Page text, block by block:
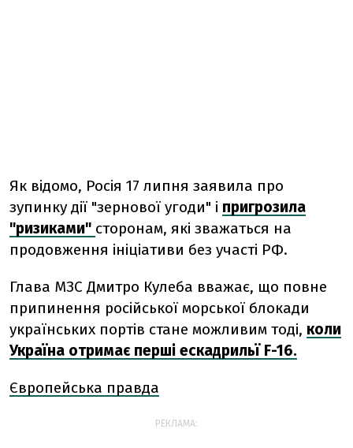
Як відомо, Росія 17 липня заявила про
зупинку дії "зернової угоди" і пригрозила
"ризиками" сторонам, які зважаться на
продовження ініціативи без участі РФ.
Глава МЗС Дмитро Кулеба вважає, що повне
припинення російської морської блокади
українських портів стане можливим тоді, коли
Україна отримає перші ескадрильї F-16.
Європейська правда
РЕКЛАМА: